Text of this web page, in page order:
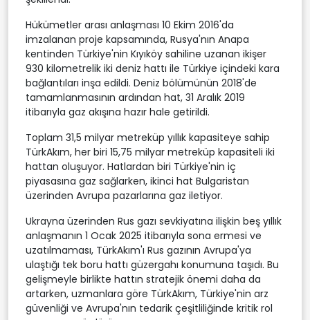
Hükümetler arası anlaşması 10 Ekim 2016'da
imzalanan proje kapsamında, Rusya'nın Anapa
kentinden Türkiye'nin Kıyıköy sahiline uzanan ikişer
930 kilometrelik iki deniz hattı ile Türkiye içindeki kara
bağlantıları inşa edildi. Deniz bölümünün 2018'de
tamamlanmasının ardından hat, 31 Aralık 2019
itibarıyla gaz akışına hazır hale getirildi.
Toplam 31,5 milyar metreküp yıllık kapasiteye sahip
TürkAkım, her biri 15,75 milyar metreküp kapasiteli iki
hattan oluşuyor. Hatlardan biri Türkiye'nin iç
piyasasına gaz sağlarken, ikinci hat Bulgaristan
üzerinden Avrupa pazarlarına gaz iletiyor.
Ukrayna üzerinden Rus gazı sevkiyatına ilişkin beş yıllık
anlaşmanın 1 Ocak 2025 itibarıyla sona ermesi ve
uzatılmaması, TürkAkım'ı Rus gazının Avrupa'ya
ulaştığı tek boru hattı güzergahı konumuna taşıdı. Bu
gelişmeyle birlikte hattın stratejik önemi daha da
artarken, uzmanlara göre TürkAkım, Türkiye'nin arz
güvenliği ve Avrupa'nın tedarik çeşitliliğinde kritik rol